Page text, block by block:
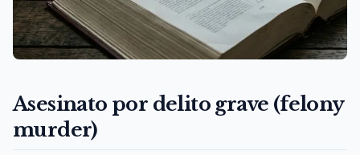
Asesinato por delito grave (felony
murder)